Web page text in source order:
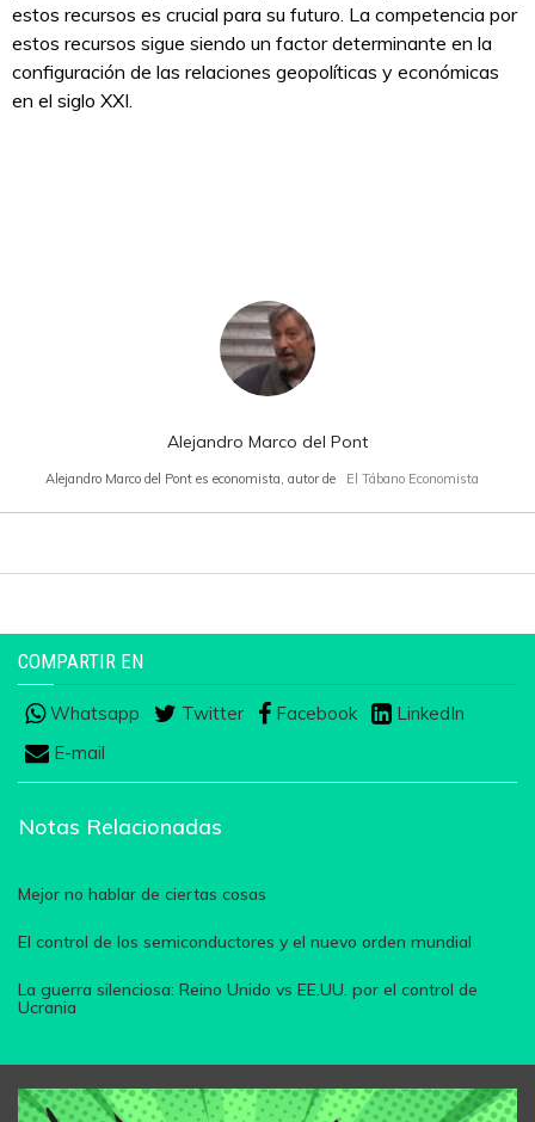
estos recursos es crucial para su futuro. La competencia por
estos recursos sigue siendo un factor determinante en la
configuración de las relaciones geopolíticas y económicas
en el siglo XXI.
Alejandro Marco del Pont
Alejandro Marco del Pont es economista, autor de El Tábano Economista
COMPARTIR EN
Whatsapp Twitter Facebook
LinkedIn
E-mail
Notas Relacionadas
Mejor no hablar de ciertas cosas
El control de los semiconductores y el nuevo orden mundial
La guerra silenciosa: Reino Unido vs EE.UU. por el control de
Ucrania